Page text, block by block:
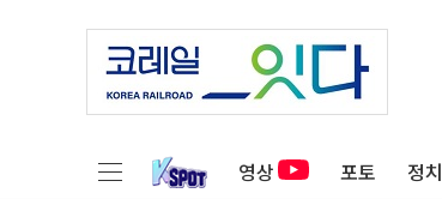
영상 포토 정치